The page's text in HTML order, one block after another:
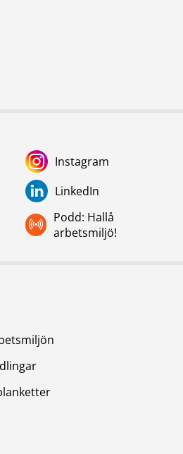
Instagram
LinkedIn
Podd: Hallå
arbetsmiljö!